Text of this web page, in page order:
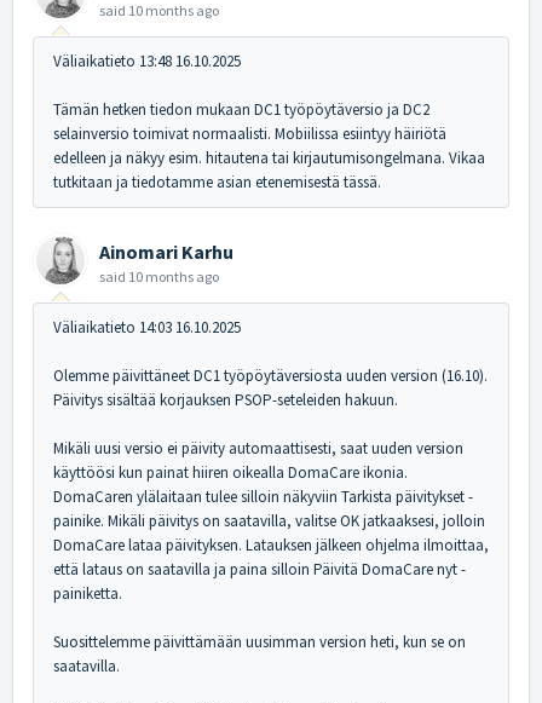
said 10 months ago
Väliaikatieto 13:48 16.10.2025
Tämän hetken tiedon mukaan DC1 työpöytäversio ja DC2
selainversio toimivat normaalisti. Mobiilissa esiintyy häiriötä
edelleen ja näkyy esim. hitautena tai kirjautumisongelmana. Vikaa
tutkitaan ja tiedotamme asian etenemisestä tässä.
Ainomari Karhu
said 10 months ago
Väliaikatieto 14:03 16.10.2025
Olemme päivittäneet DC1 työpöytäversiosta uuden version (16.10).
Päivitys sisältää korjauksen PSOP-seteleiden hakuun.
Mikäli uusi versio ei päivity automaattisesti, saat uuden version
käyttöösi kun painat hiiren oikealla DomaCare ikonia.
DomaCaren ylälaitaan tulee silloin näkyviin Tarkista päivitykset -
painike. Mikäli päivitys on saatavilla, valitse OK jatkaaksesi, jolloin
DomaCare lataa päivityksen. Latauksen jälkeen ohjelma ilmoittaa,
että lataus on saatavilla ja paina silloin Päivitä DomaCare nyt -
painiketta.
Suosittelemme päivittämään uusimman version heti, kun se on
saatavilla.